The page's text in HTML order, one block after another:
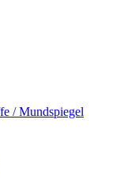
/ Mundspiegel